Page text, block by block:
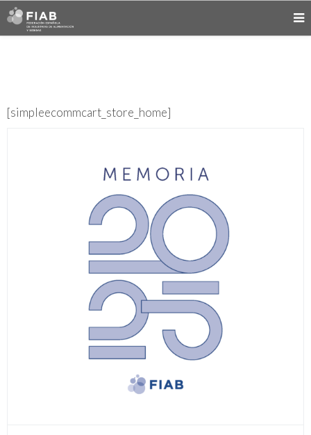
[simpleecommcart_store_home]